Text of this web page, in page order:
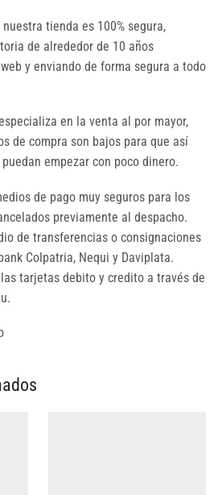
tienda es 100% segura,
de alrededor de 10 años
y enviando de forma segura a todo
en la venta al por mayor,
de compra son bajos para que así
empezar con poco dinero.
de pago muy seguros para los
previamente al despacho.
de transferencias o consignaciones
Colpatria, Nequi y Daviplata.
tarjetas debito y credito a través de